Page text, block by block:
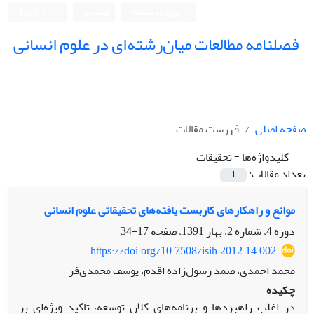
فصلنامه مطالعات میان‌رشته‌ای در علوم انسانی
صفحه اصلی
فهرست مقالات
کلیدواژه‌ها =تحقیقات
تعداد مقالات:
1
موانع و راهکارهای کاربست یافته‌های تحقیقاتی علوم انسانی
دوره 4، شماره 2، بهار 1391، صفحه
17-34
https://doi.org/10.7508/isih.2012.14.002
محمد احمدی، صمد رسول‌زاده اقدم، یوسف محمدی‌فر
چکیده
در اغلب راهبردها و برنامه‌های کلان توسعه، تاکید ویژه‌ای بر